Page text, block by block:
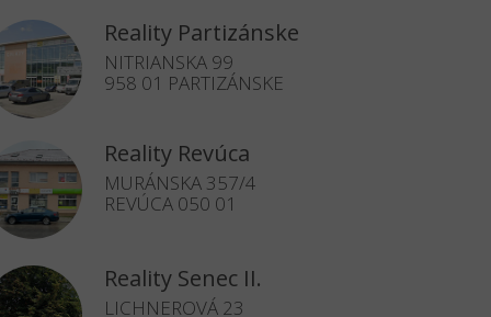
Reality Partizánske
NITRIANSKA 99
958 01 PARTIZÁNSKE
Reality Revúca
MURÁNSKA 357/4
REVÚCA 050 01
Reality Senec II.
LICHNEROVÁ 23